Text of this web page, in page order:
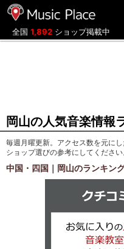
全国 1,892 ショップ掲載中
岡山の人気音楽情報
毎週月曜更新。アクセス数を元にし
ショップ選びの参考にしてください
中国・四国｜岡山のランキン